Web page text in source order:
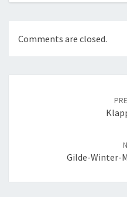
Comments are closed.
Gilde-Winter-